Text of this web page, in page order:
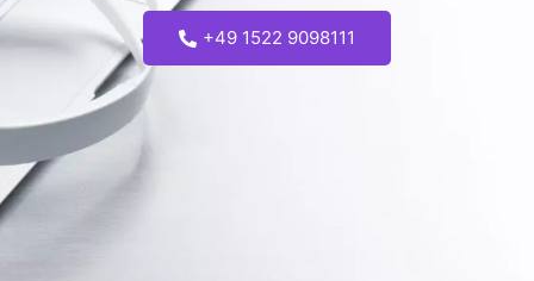
+49 1522 9098111